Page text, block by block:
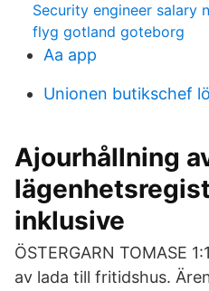
Security engineer salary
flyg gotland goteborg
Aa app
Unionen butikschef
Ajourhållning
inklusive
ÖSTERGARN TOMASE
av lada till fritidshus.